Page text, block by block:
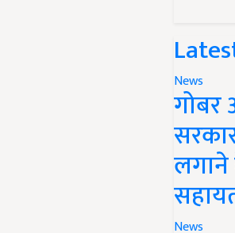
News
News